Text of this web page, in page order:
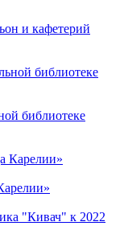
и кафетерий
библиотеке